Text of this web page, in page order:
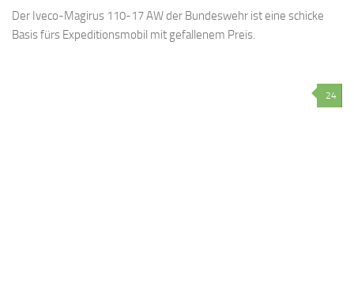
Der Iveco-Magirus 110-17 AW der Bundeswehr ist eine schicke
Basis fürs Expeditionsmobil mit gefallenem Preis.
24